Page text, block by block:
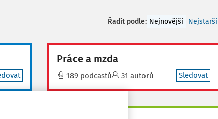
Řadit podle: Nejnovější Nejstarší
Práce a mzda
189 podcastů 31 autorů Sledovat